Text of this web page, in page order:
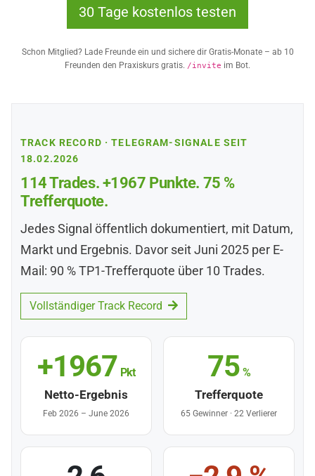
30 Tage kostenlos testen
Schon Mitglied? Lade Freunde ein und sichere dir Gratis-Monate – ab 10
Freunden den Praxiskurs gratis. /invite im Bot.
TRACK RECORD · TELEGRAM-SIGNALE SEIT
18.02.2026
114 Trades. +1967 Punkte. 75 %
Trefferquote.
Jedes Signal öffentlich dokumentiert, mit Datum,
Markt und Ergebnis. Davor seit Juni 2025 per E-
Mail: 90 % TP1-Trefferquote über 10 Trades.
Vollständiger Track Record
+1967 Pkt
Netto-Ergebnis
Feb 2026 – June 2026
75 %
Trefferquote
65 Gewinner · 22 Verlierer